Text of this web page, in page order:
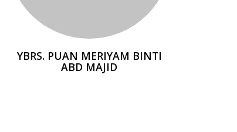
YBRS. PUAN MERIYAM BINTI
ABD MAJID